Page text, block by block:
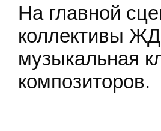
На главной
коллективы
музыкальная
композиторов.